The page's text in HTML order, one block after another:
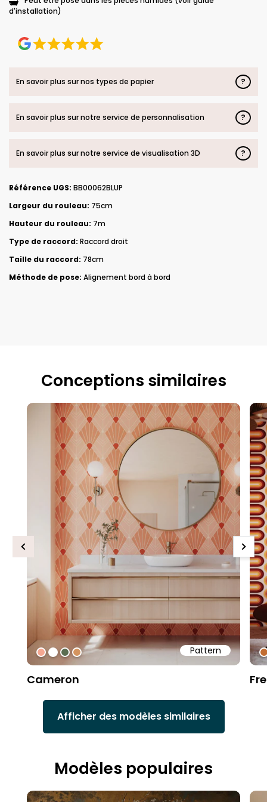
d'installation)
En savoir plus sur nos types de papier ?
En savoir plus sur notre service de personnalisation ?
En savoir plus sur notre service de visualisation 3D ?
Référence UGS: BB00062BLUP
Largeur du rouleau: 75cm
Hauteur du rouleau: 7m
Type de raccord: Raccord droit
Taille du raccord: 78cm
Méthode de pose: Alignement bord à bord
Conceptions similaires
Pattern
#f4a791
#ffffff
#5b6d51
#d4945f
Cameron
Previous Next
Afficher des modèles similaires
Modèles populaires